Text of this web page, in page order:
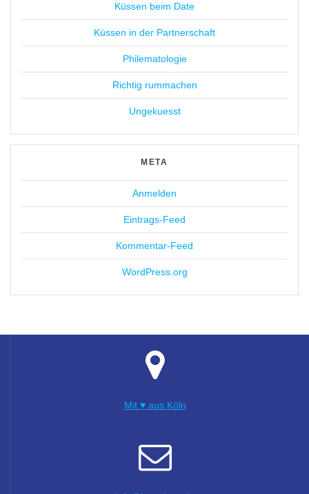
Küssen beim Date
Küssen in der Partnerschaft
Philematologie
Richtig rummachen
Ungekuesst
META
Anmelden
Eintrags-Feed
Kommentar-Feed
WordPress.org
Mit ♥ aus Köln